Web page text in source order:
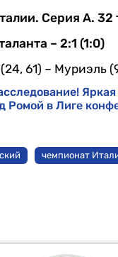
Серия А. 32
– 2:1 (1:0)
61) – Муриэль
Ромой в Лиге
чемпионат